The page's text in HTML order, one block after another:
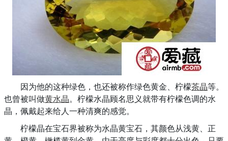
因为他的这种绿色，也还被称作绿色黄金、柠檬茶晶等。
也曾被叫做黄水晶。柠檬水晶顾名思义就带有柠檬色调的水
晶，佩戴起来给人一种清爽的感觉。
柠檬晶在宝石界被称为水晶黄宝石，其颜色从浅黄、正